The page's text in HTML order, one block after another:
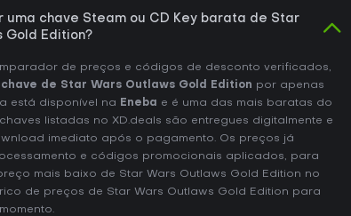
uma chave Steam ou CD Key barata de Star
Gold Edition?
de preços e códigos de desconto verificados,
chave de Star Wars Outlaws Gold Edition por apenas
está disponível na Eneba e é uma das mais baratas do
listadas no XD.deals são entregues digitalmente e
imediato após o pagamento. Os preços já
e códigos promocionais aplicados, para
mais baixo de Star Wars Outlaws Gold Edition no
de preços de Star Wars Outlaws Gold Edition para